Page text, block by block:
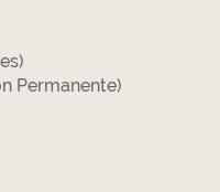
Permanente)